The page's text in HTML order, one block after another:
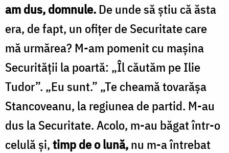
am dus, domnule.De unde să ştiu că ăsta
era, de fapt, un ofiţer de Securitate care
mă urmărea? M-am pomenit cu maşina
Securităţii la poartă: „Îl căutăm pe Ilie
Tudor”. „Eu sunt.” „Te cheamă tovarăşa
Stancoveanu, la regiunea de partid. M-au
dus la Securitate. Acolo, m-au băgat într-o
celulă şi,timp de o lună,nu m-a întrebat